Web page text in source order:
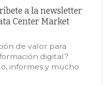
a la newsletter
Center Market
de valor para
digital?
informes y mucho